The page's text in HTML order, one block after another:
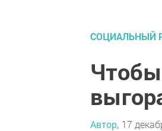
СОЦИАЛЬНЫЙ
Автор, 17